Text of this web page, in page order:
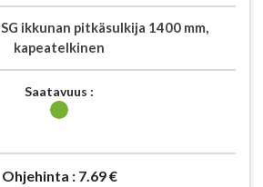
SG ikkunan pitkäsulkija 1400 mm,
kapeatelkinen
Saatavuus :
Ohjehinta : 7.69 €